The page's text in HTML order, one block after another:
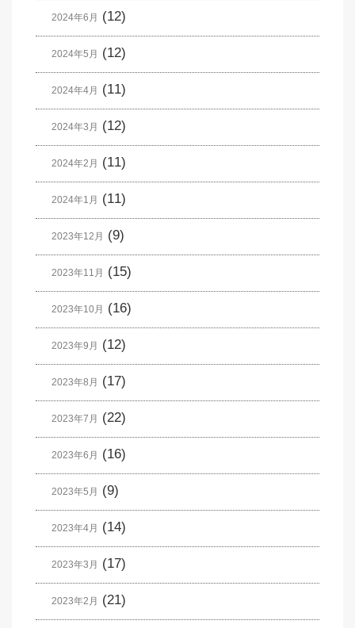
2024年6月 (12)
2024年5月 (12)
2024年4月 (11)
2024年3月 (12)
2024年2月 (11)
2024年1月 (11)
2023年12月 (9)
2023年11月 (15)
2023年10月 (16)
2023年9月 (12)
2023年8月 (17)
2023年7月 (22)
2023年6月 (16)
2023年5月 (9)
2023年4月 (14)
2023年3月 (17)
2023年2月 (21)